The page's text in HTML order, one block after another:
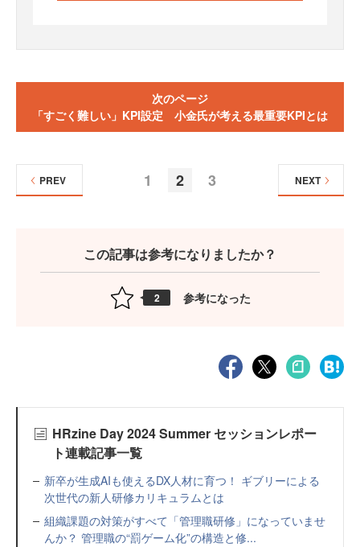
次のページ
「すごく難しい」KPI設定 小金氏が考える最重要KPIとは
1 2 3
PREV NEXT
この記事は参考になりましたか？
2 参考になった
HRzine Day 2024 Summer セッションレポー
ト連載記事一覧
新卒が生成AIも使えるDX人材に育つ！ ギブリーによる
次世代の新人研修カリキュラムとは
組織課題の対策がすべて「管理職研修」になっていませ
んか？ 管理職の“罰ゲーム化”の構造と修...